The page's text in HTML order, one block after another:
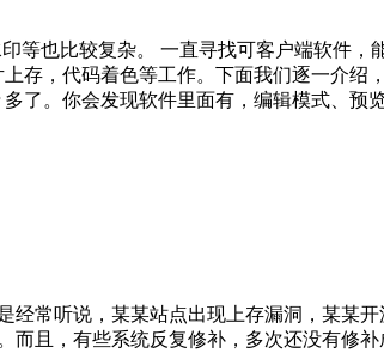
等也比较复杂。 一直寻找可客户端软件，
存，代码着色等工作。下面我们逐一介绍
了。你会发现软件里面有，编辑模式、预
常听说，某某站点出现上存漏洞，某某
且，有些系统反复修补，多次还没有修